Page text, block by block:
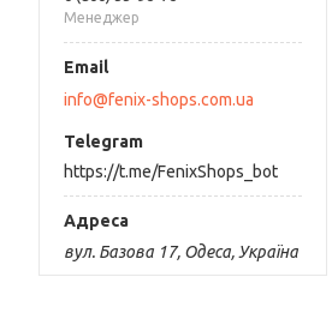
Менеджер
info@fenix-shops.com.ua
https://t.me/FenixShops_bot
вул. Базова 17, Одеса, Україна